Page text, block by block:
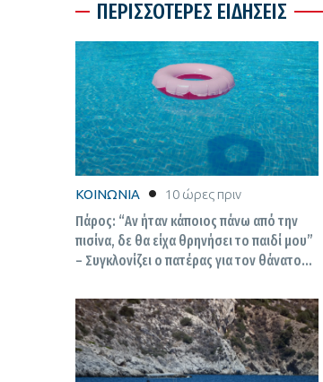
ΠΕΡΙΣΣΟΤΕΡΕΣ ΕΙΔΗΣΕΙΣ
ΚΟΙΝΩΝΙΑ 10 ώρες πριν
Πάρος: “Αν ήταν κάποιος πάνω από την
πισίνα, δε θα είχα θρηνήσει το παιδί μου”
– Συγκλονίζει ο πατέρας για τον θάνατο